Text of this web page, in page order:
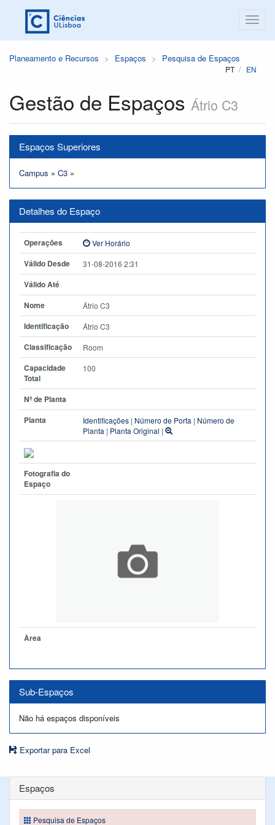
Planeamento e Recursos Espaços Pesquisa de Espaços
PT EN
Gestão de Espaços Átrio C3
Espaços Superiores
Campus » C3 »
Detalhes do Espaço
Operações Ver Horário
Válido Desde 31-08-2016 2:31
Válido Até
Nome
Átrio C3
Identificação Átrio C3
Classificação Room
Capacidade
Total
100
Nº de Planta
Planta
Identificações | Número de Porta | Número de
Planta | Planta Original |
Fotografia do
Espaço
Àrea
Sub-Espaços
Não há espaços disponíveis
Exportar para Excel
Espaços
Pesquisa de Espaços